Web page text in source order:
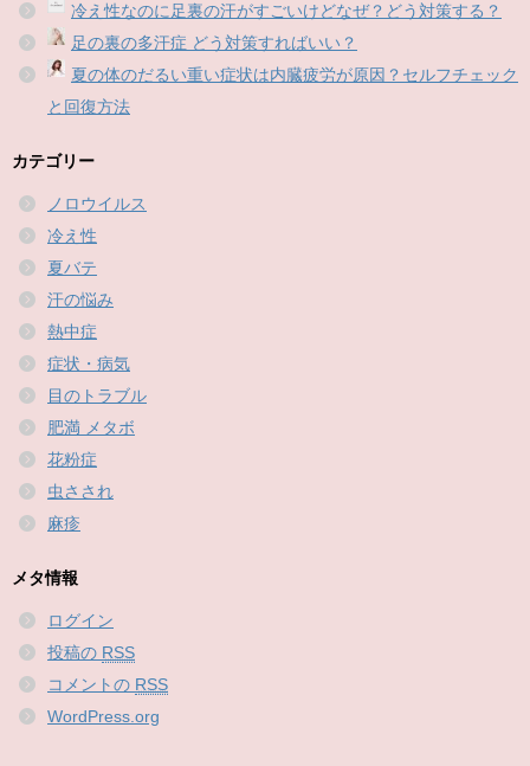
冷え性なのに足裏の汗がすごいけどなぜ？どう対策する？
足の裏の多汗症 どう対策すればいい？
夏の体のだるい重い症状は内臓疲労が原因？セルフチェック
と回復方法
カテゴリー
ノロウイルス
冷え性
夏バテ
汗の悩み
熱中症
症状・病気
目のトラブル
肥満 メタボ
花粉症
虫さされ
麻疹
メタ情報
ログイン
投稿の RSS
コメントの RSS
WordPress.org